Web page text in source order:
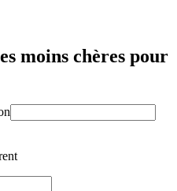
moins chères pour